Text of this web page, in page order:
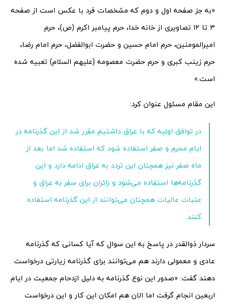
«به جز صفحه اول و دوم که مشخصات فرد با عکس است از صفحه
۳ تا ۱۲ تصاویری از خانه خدا، حرم پیامبر اکرم (ص)، حرم
امیرالمومنین، حرم امام حسین و حضرت ابوالفضل، حرم امام رضا،
حرم زینب کبری و حرم حضرت معصومه (علیهم السلام) تعبیه شده
است.»
این مقام مسئول عنوان کرد:
در توافق اولیه که با عراق داشتیم مقرر شد از این گذرنامه در
ایام محرم و صفر استفاده شود که استفاده شد اما بعد از
ماه صفر نیز همچنان این تردد به عراق ادامه دارد و این
گذرنامه‌ها استفاده می‌شود و زائران برای سفر به عراق و
عتبات عالیات همچنان می‌توانند از این گذرنامه استفاده
کنند.
سردار ذوالقدر در پاسخ به این سوال که آیا کسانی که گذرنامه
عادی و معمولی دارند هم می‌توانند برای گذرنامه زیارتی درخواست
دهند گفت: «صدور این نوع گذرنامه به دلیل ازدحام جمعیت در ایام
اربعین انجام گرفت اما الان هم امکان این کار و این درخواست